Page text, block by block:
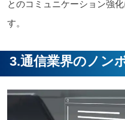
とのコミュニケーション強
す。
3.通信業界のノン